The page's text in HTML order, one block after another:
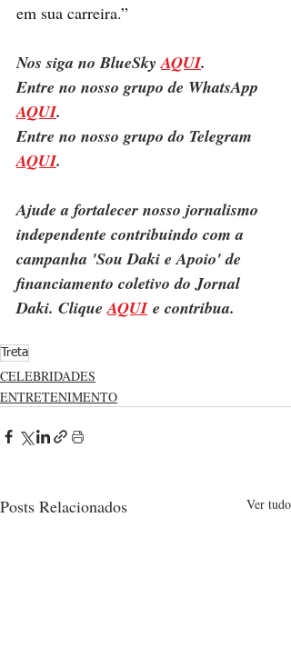
em sua carreira.”
Nos siga no BlueSky AQUI.
Entre no nosso grupo de WhatsApp
AQUI.
Entre no nosso grupo do Telegram
AQUI.
Ajude a fortalecer nosso jornalismo
independente contribuindo com a
campanha 'Sou Daki e Apoio' de
financiamento coletivo do Jornal
Daki. Clique AQUI e contribua.
Treta
CELEBRIDADES
ENTRETENIMENTO
Posts Relacionados Ver tudo